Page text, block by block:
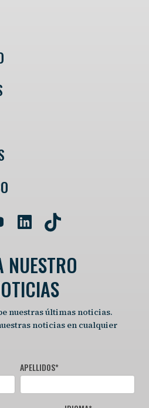
NUESTRO
nuestras últimas noticias.
noticias en cualquier
APELLIDOS*